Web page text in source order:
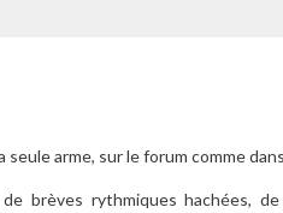
arme, sur le forum comme
brèves rythmiques hachées,